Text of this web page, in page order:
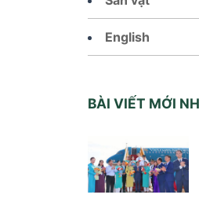
English
BÀI VIẾT MỚI